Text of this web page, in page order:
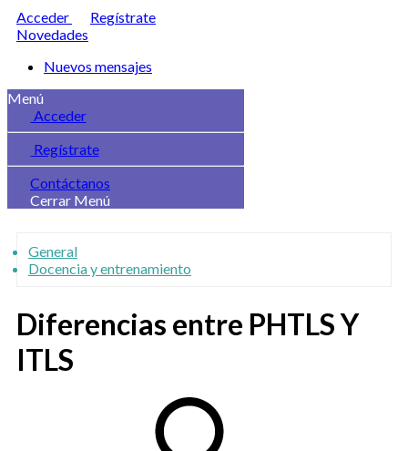
Acceder
Regístrate
Novedades
Nuevos mensajes
Menú
Acceder
Regístrate
Contáctanos
Cerrar Menú
General
Docencia y entrenamiento
Diferencias entre PHTLS Y
ITLS